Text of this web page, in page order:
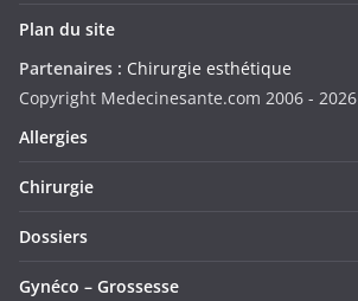
Plan du site
Partenaires : Chirurgie esthétique
Copyright Medecinesante.com 2006 - 2026
Allergies
Chirurgie
Dossiers
Gynéco – Grossesse